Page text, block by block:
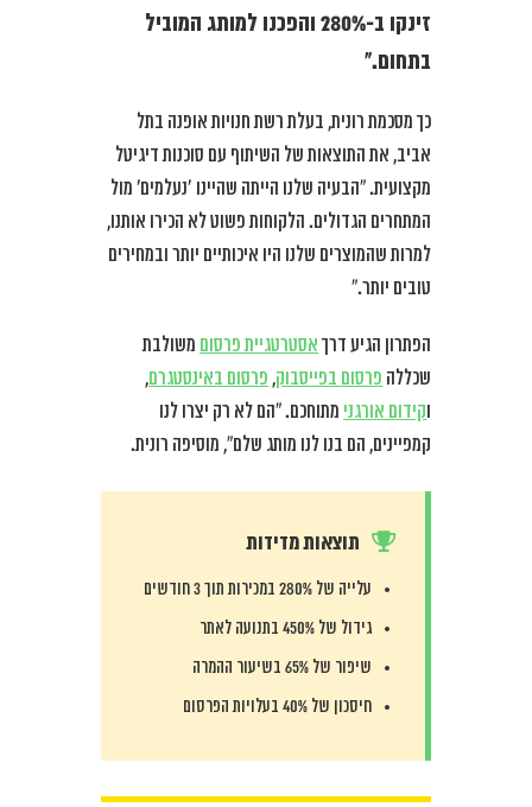
זינקו ב-280% והפכנו למותג המוביל
בתחום.”
כך מסכמת רונית, בעלת רשת חנויות אופנה בתל
אביב, את התוצאות של השיתוף עם סוכנות דיגיטל
מקצועית. “הבעיה שלנו הייתה שהיינו ‘נעלמים’ מול
המתחרים הגדולים. הלקוחות פשוט לא הכירו אותנו,
למרות שהמוצרים שלנו היו איכותיים יותר ובמחירים
טובים יותר.”
הפתרון הגיע דרך אסטרטגיית פרסום משולבת
שכללה פרסום בפייסבוק, פרסום באינסטגרם,
וקידום אורגני מתוחכם. “הם לא רק יצרו לנו
קמפיינים, הם בנו לנו מותג שלם”, מוסיפה רונית.
תוצאות מדידות
עלייה של 280% במכירות תוך 3 חודשים
גידול של 450% בתנועה לאתר
שיפור של 65% בשיעור ההמרה
חיסכון של 40% בעלויות הפרסום